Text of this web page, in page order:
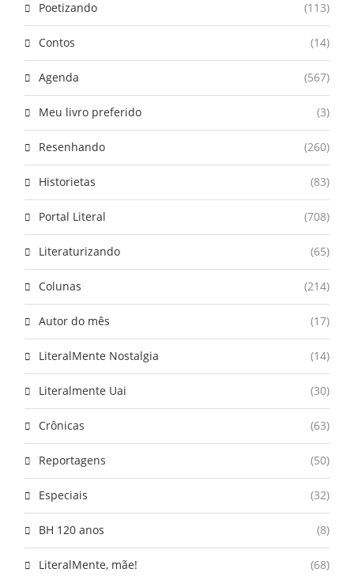
Poetizando (113)
Contos (14)
Agenda (567)
Meu livro preferido (3)
Resenhando (260)
Historietas (83)
Portal Literal (708)
Literaturizando (65)
Colunas (214)
Autor do mês (17)
LiteralMente Nostalgia (14)
Literalmente Uai (30)
Crônicas (63)
Reportagens (50)
Especiais (32)
BH 120 anos (8)
LiteralMente, mãe! (68)